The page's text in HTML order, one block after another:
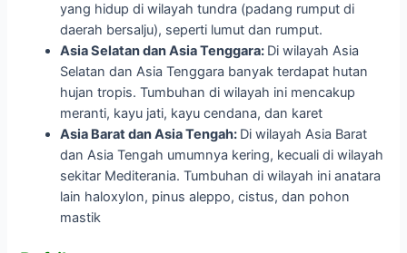
yang hidup di wilayah tundra (padang rumput di
daerah bersalju), seperti lumut dan rumput.
Asia Selatan dan Asia Tenggara: Di wilayah Asia
Selatan dan Asia Tenggara banyak terdapat hutan
hujan tropis. Tumbuhan di wilayah ini mencakup
meranti, kayu jati, kayu cendana, dan karet
Asia Barat dan Asia Tengah: Di wilayah Asia Barat
dan Asia Tengah umumnya kering, kecuali di wilayah
sekitar Mediterania. Tumbuhan di wilayah ini anatara
lain haloxylon, pinus aleppo, cistus, dan pohon
mastik